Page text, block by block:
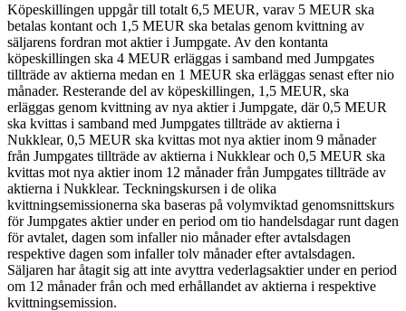
Köpeskillingen uppgår till totalt 6,5 MEUR, varav 5 MEUR ska
betalas kontant och 1,5 MEUR ska betalas genom kvittning av
säljarens fordran mot aktier i Jumpgate. Av den kontanta
köpeskillingen ska 4 MEUR erläggas i samband med Jumpgates
tillträde av aktierna medan en 1 MEUR ska erläggas senast efter nio
månader. Resterande del av köpeskillingen, 1,5 MEUR, ska
erläggas genom kvittning av nya aktier i Jumpgate, där 0,5 MEUR
ska kvittas i samband med Jumpgates tillträde av aktierna i
Nukklear, 0,5 MEUR ska kvittas mot nya aktier inom 9 månader
från Jumpgates tillträde av aktierna i Nukklear och 0,5 MEUR ska
kvittas mot nya aktier inom 12 månader från Jumpgates tillträde av
aktierna i Nukklear. Teckningskursen i de olika
kvittningsemissionerna ska baseras på volymviktad genomsnittskurs
för Jumpgates aktier under en period om tio handelsdagar runt dagen
för avtalet, dagen som infaller nio månader efter avtalsdagen
respektive dagen som infaller tolv månader efter avtalsdagen.
Säljaren har åtagit sig att inte avyttra vederlagsaktier under en period
om 12 månader från och med erhållandet av aktierna i respektive
kvittningsemission.